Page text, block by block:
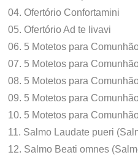
04. Ofertório Confortamini
05. Ofertório Ad te livavi
06. 5 Motetos para
07. 5 Motetos para
08. 5 Motetos para
09. 5 Motetos para
10. 5 Motetos para
11. Salmo Laudate pueri
12. Salmo Beati omnes